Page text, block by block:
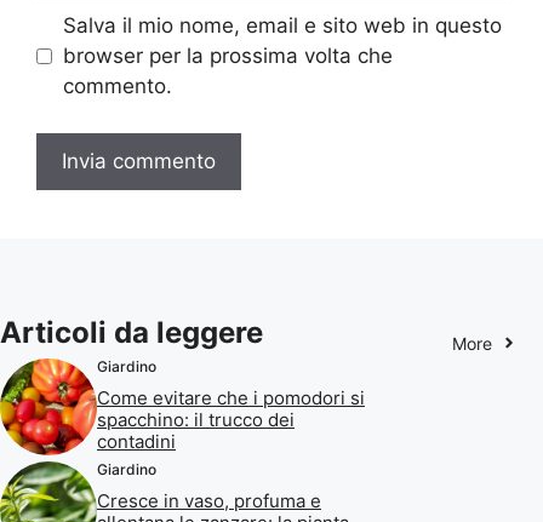
Salva il mio nome, email e sito web in questo
browser per la prossima volta che
commento.
Articoli da leggere More
Giardino
Come evitare che i pomodori si
spacchino: il trucco dei
contadini
Giardino
Cresce in vaso, profuma e